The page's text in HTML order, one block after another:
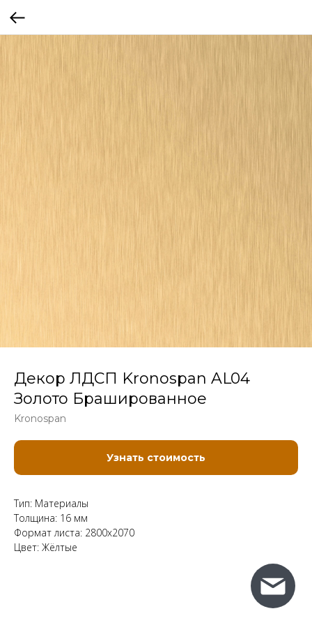
Декор ЛДСП Kronospan AL04
Золото Брашированное
Kronospan
Узнать стоимость
Тип: Материалы
Толщина: 16 мм
Формат листа: 2800x2070
Цвет: Жёлтые